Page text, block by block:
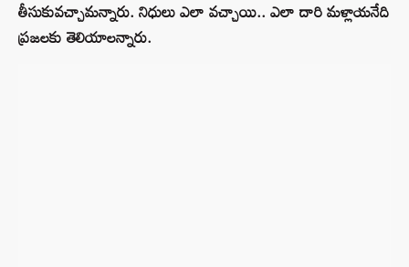
తీసుకువచ్చామన్నారు. నిధులు ఎలా వచ్చాయి.. ఎలా దారి మళ్లాయనేది
ప్రజలకు తెలియాలన్నారు.